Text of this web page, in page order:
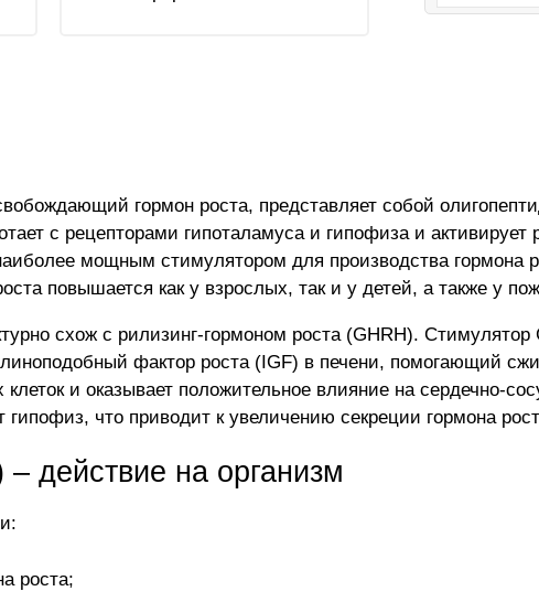
гормон роста, представляет собой
с рецепторами гипоталамуса и гипофиза и
мощным стимулятором для производства гормона
повышается как у взрослых, так и у детей, а также у
схож с рилизинг-гормоном роста (GHRH).
фактор роста (IGF) в печени, помогающий
клеток и оказывает положительное влияние на
гипофиз, что приводит к увеличению секреции гормона
действие на организм
роста;